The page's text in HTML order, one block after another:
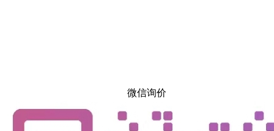
微信询价